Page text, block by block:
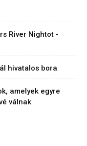
River Nightot -
hivatalos bora
amelyek egyre
válnak